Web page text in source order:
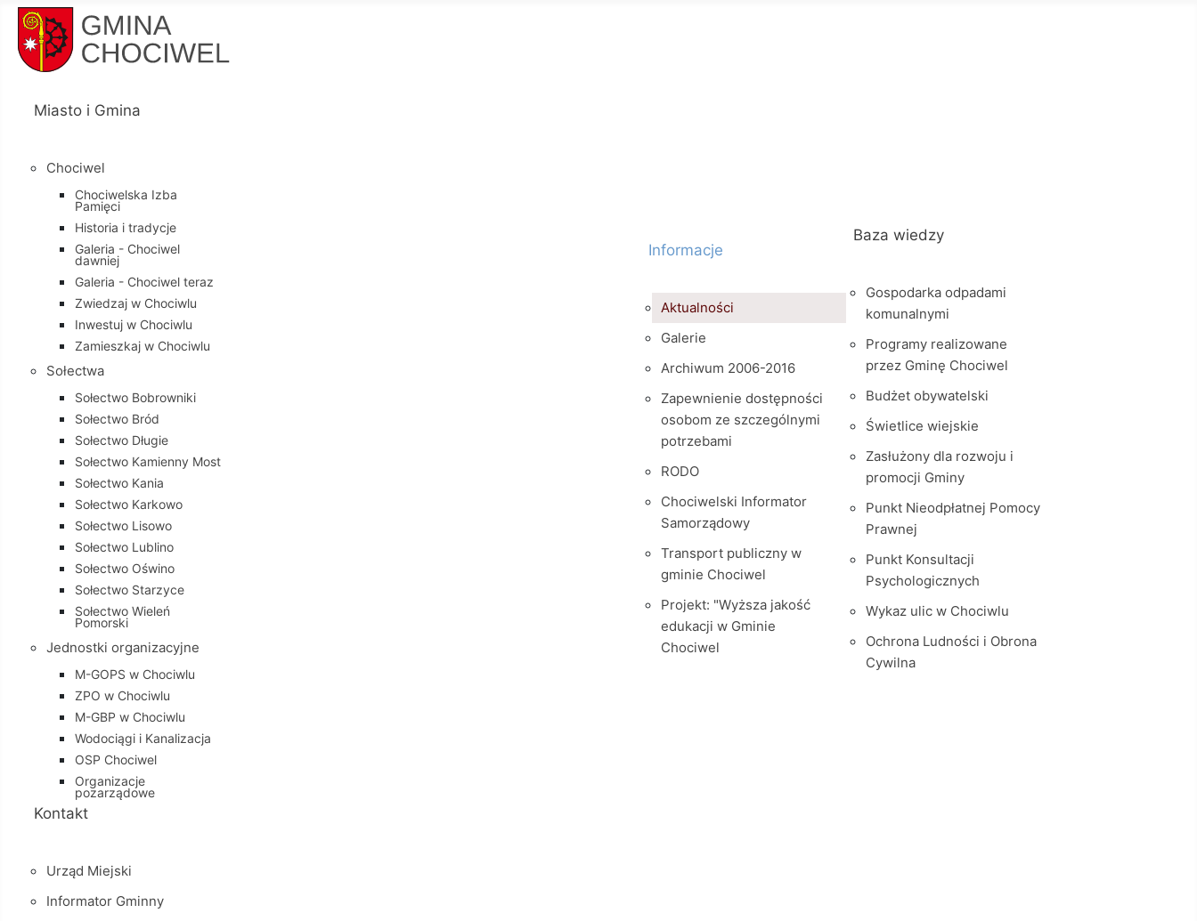
Miasto i Gmina
Chociwel
Chociwelska Izba
Pamięci
Historia i tradycje
Galeria - Chociwel
dawniej
Galeria - Chociwel teraz
Zwiedzaj w Chociwlu
Inwestuj w Chociwlu
Zamieszkaj w Chociwlu
Sołectwa
Sołectwo Bobrowniki
Sołectwo Bród
Sołectwo Długie
Sołectwo Kamienny Most
Sołectwo Kania
Sołectwo Karkowo
Sołectwo Lisowo
Sołectwo Lublino
Sołectwo Oświno
Sołectwo Starzyce
Sołectwo Wieleń
Pomorski
Jednostki organizacyjne
M-GOPS w Chociwlu
ZPO w Chociwlu
M-GBP w Chociwlu
Wodociągi i Kanalizacja
OSP Chociwel
Organizacje
pozarządowe
Informacje
Aktualności
Galerie
Archiwum 2006-2016
Zapewnienie dostępności
osobom ze szczególnymi
potrzebami
RODO
Chociwelski Informator
Samorządowy
Transport publiczny w
gminie Chociwel
Projekt: "Wyższa jakość
edukacji w Gminie
Chociwel
Baza wiedzy
Gospodarka odpadami
komunalnymi
Programy realizowane
przez Gminę Chociwel
Budżet obywatelski
Świetlice wiejskie
Zasłużony dla rozwoju i
promocji Gminy
Punkt Nieodpłatnej Pomocy
Prawnej
Punkt Konsultacji
Psychologicznych
Wykaz ulic w Chociwlu
Ochrona Ludności i Obrona
Cywilna
Kontakt
Urząd Miejski
Informator Gminny